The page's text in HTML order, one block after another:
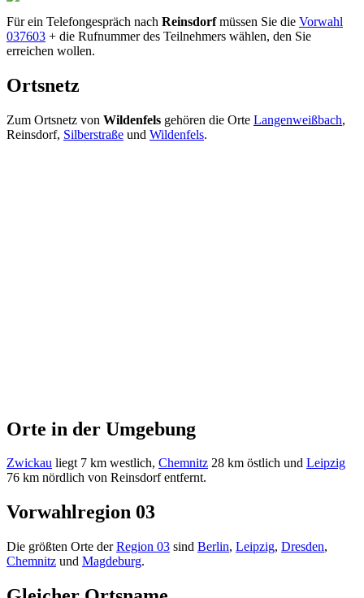
Für ein Telefongespräch nach Reinsdorfmüssen Sie die Vorwahl
037603 + die Rufnummer des Teilnehmers wählen, den Sie
erreichen wollen.
Ortsnetz
Zum Ortsnetz von Wildenfels gehören die Orte Langenweißbach,
Reinsdorf, Silberstraße und Wildenfels.
Orte in der Umgebung
Zwickau liegt 7 km westlich, Chemnitz 28 km östlich und Leipzig
76 km nördlich von Reinsdorf entfernt.
Vorwahlregion 03
Die größten Orte derRegion 03 sind Berlin, Leipzig, Dresden,
Chemnitz und Magdeburg.